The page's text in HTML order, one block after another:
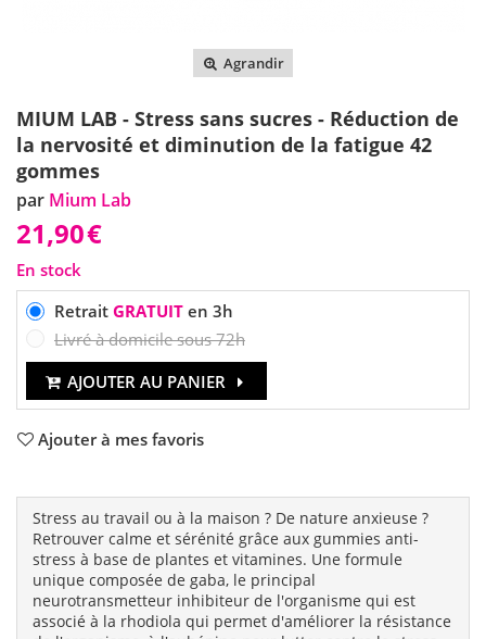
Agrandir
MIUM LAB - Stress sans sucres - Réduction de
la nervosité et diminution de la fatigue 42
gommes
par Mium Lab
21,90€
En stock
Retrait GRATUITen 3h
Livré à domicile sous 72h
AJOUTER AU PANIER
Ajouter à mes favoris
Stress au travail ou à la maison ? De nature anxieuse ?
Retrouver calme et sérénité grâce aux gummies anti-
stress à base de plantes et vitamines. Une formule
unique composée de gaba, le principal
neurotransmetteur inhibiteur de l'organisme qui est
associé à la rhodiola qui permet d'améliorer la résistance